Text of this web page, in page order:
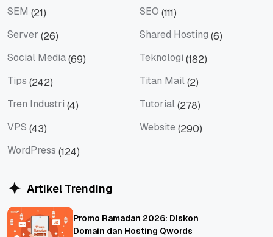
SEM (21) SEO (111)
Server (26) Shared Hosting (6)
Social Media(69) Teknologi (182)
Tips (242) Titan Mail(2)
Tren Industri (4) Tutorial(278)
VPS (43) Website (290)
WordPress (124)
Artikel Trending
Promo Ramadan 2026: Diskon
Domain dan Hosting Qwords